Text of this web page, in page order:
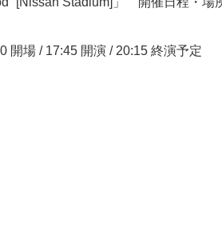
場 / 17:45 開演 / 20:15 終演予定